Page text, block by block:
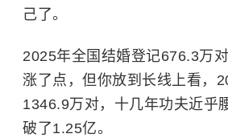
己了。
2025年全国结婚登记676.3万
涨了点，但你放到长线上看，
1346.9万对，十几年功夫近乎
破了1.25亿。